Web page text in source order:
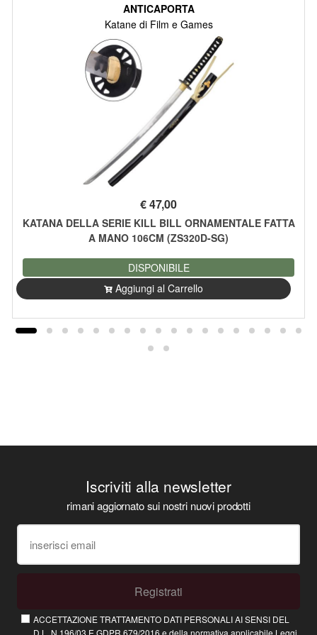
ANTICAPORTA
Katane di Film e Games
€47,00
KATANA DELLA SERIE KILL BILL ORNAMENTALE FATTA
A MANO 106CM (ZS320D-SG)
DISPONIBILE
Aggiungi al Carrello
Iscriviti alla newsletter
rimani aggiornato sui nostri nuovi prodotti
Registrati
ACCETTAZIONE TRATTAMENTO DATI PERSONALI AI SENSI DEL